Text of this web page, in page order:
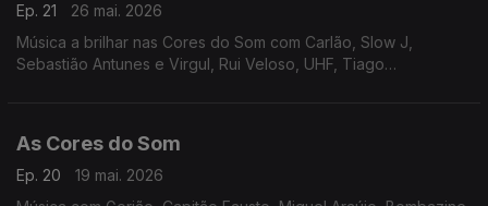
Ep. 21
26 mai. 2026
Música a brilhar nas Cores do Som com Carlão, Slow J,
Sebastião Antunes e Virgul, Rui Veloso, UHF, Tiago
As Cores do Som
Ep. 20
19 mai. 2026